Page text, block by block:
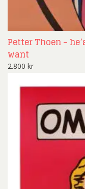
Petter Thoen –
want
2.800 kr